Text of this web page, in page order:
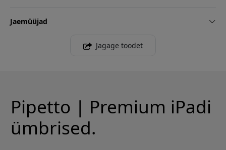
Jaemüüjad
Jagage toodet
Pipetto | Premium iPadi
ümbrised.